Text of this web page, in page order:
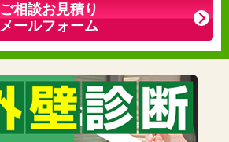
ご相談お見積り
メールフォーム